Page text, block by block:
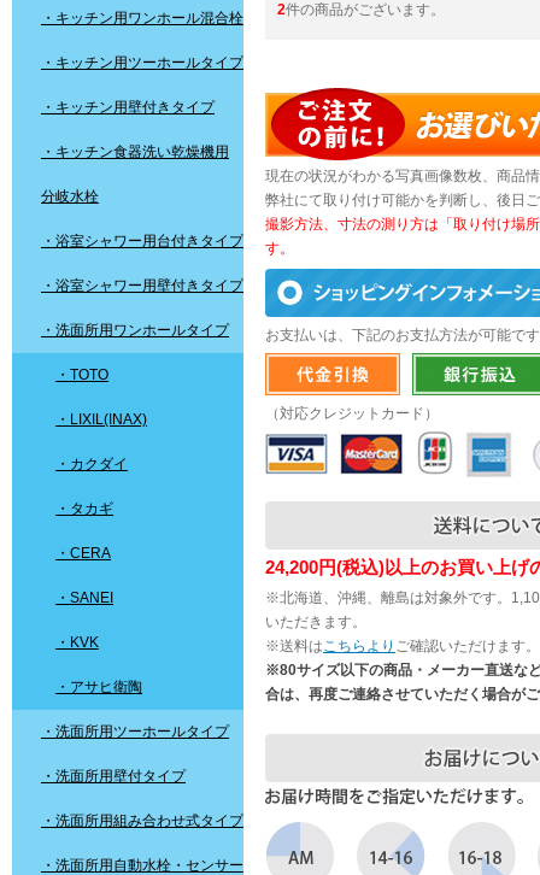
・キッチン用ワンホール混合栓
・キッチン用ツーホールタイプ
・キッチン用壁付きタイプ
・キッチン食器洗い乾燥機用
分岐水栓
・浴室シャワー用台付きタイプ
・浴室シャワー用壁付きタイプ
・洗面所用ワンホールタイプ
・TOTO
・LIXIL(INAX)
・カクダイ
・タカギ
・CERA
・SANEI
・KVK
・アサヒ衛陶
・洗面所用ツーホールタイプ
・洗面所用壁付タイプ
・洗面所用組み合わせ式タイプ
・洗面所用自動水栓・センサー
2件の商品がございます。
現在の状況がわかる写真画像数枚、商品
弊社にて取り付け可能かを判断し、後日
撮影方法、寸法の測り方は「取り付け場
す。
お支払いは、下記のお支払方法が可能で
（対応クレジットカード）
24,200円(税込)以上のお買い上げ
※北海道、沖縄、離島は対象外です。
いただきます。
※送料はこちらより ご確認いただけます。
※80サイズ以下の商品・メーカー直送な
合は、再度ご連絡させていただく場合が